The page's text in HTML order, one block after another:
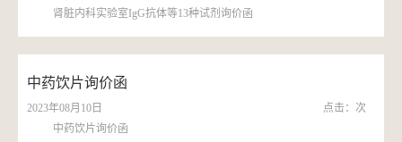
肾脏内科实验室IgG抗体等13种试剂询价函
中药饮片询价函
2023年08月10日 点击： 次
中药饮片询价函